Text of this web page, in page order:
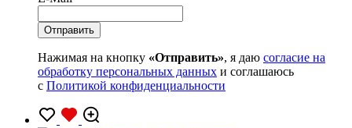
Нажимая на кнопку «Отправить», я даю согласие на
обработку персональных данных и соглашаюсь
с Политикой конфиденциальности